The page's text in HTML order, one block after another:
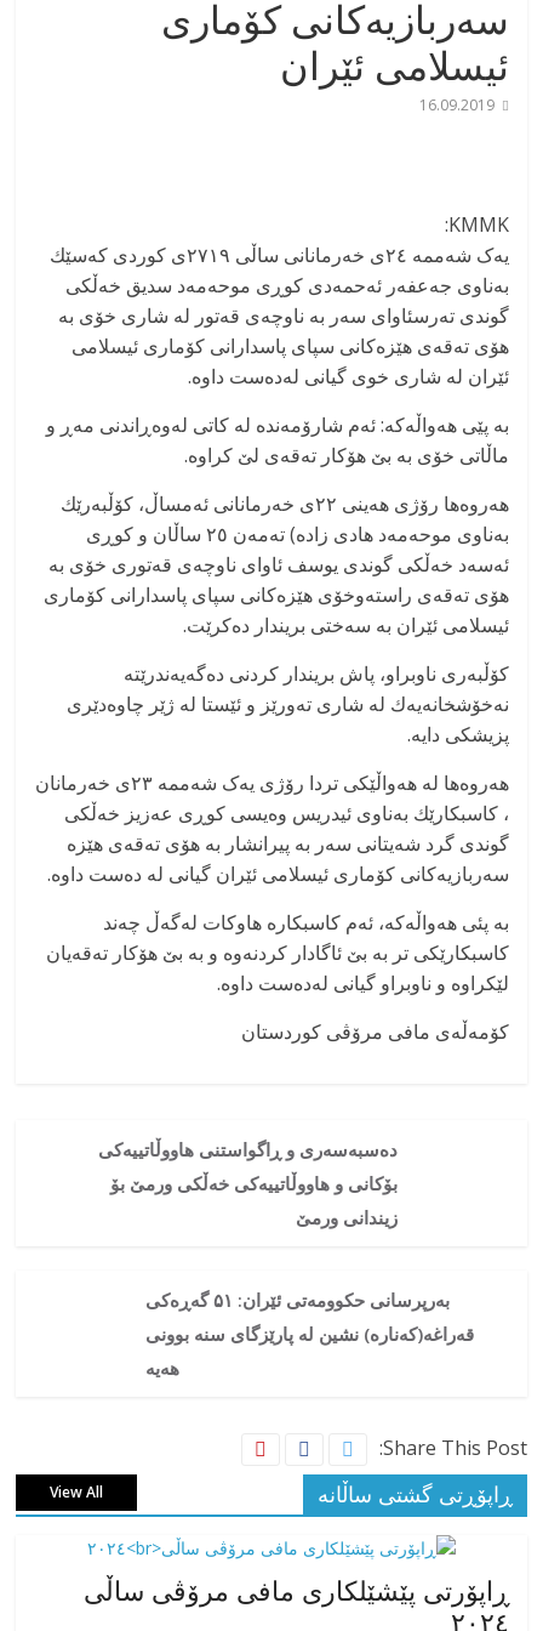
سه‌ربازیه‌كانی كۆماری
ئیسلامی ئێران
16.09.2019
KMMK:
یه‌ک شه‌ممه‌ ٢٤ی خه‌رمانانی ساڵی ٢٧١٩ی كوردی كه‌سێك
به‌ناوی جه‌عفه‌ر ئه‌حمه‌دی كوڕی موحه‌مه‌د سدیق خه‌ڵكی
گوندی ته‌رسئاوای سه‌ر به‌ ناوچه‌ی قه‌تور له‌ شاری خۆی به‌
هۆی ته‌قه‌ی هێزه‌كانی سپای پاسدارانی كۆماری ئیسلامی
ئێران له‌ شاری خوی گیانی له‌ده‌ست داوه‌.
به‌ پێی هه‌واڵه‌كه‌: ئه‌م شارۆمه‌نده‌ له‌ كاتی له‌وه‌ڕاندنی مه‌ڕ و
ماڵاتی خۆی به‌ بێ هۆكار ته‌قه‌ی لێ كراوه‌.
هه‌روه‌ها رۆژی هه‌ینی ٢٢ی خه‌رمانانی ئه‌مساڵ، كۆڵبه‌رێك
به‌ناوی موحه‌مه‌د هادی زاده) ته‌مه‌ن ٢٥ ساڵان و كوڕی
ئه‌سه‌د خه‌ڵكی گوندی یوسف ئاوای ناوچه‌ی قه‌توری خۆی به‌
هۆی ته‌قه‌ی راسته‌وخۆی هێزه‌كانی سپای پاسدارانی كۆماری
ئیسلامی ئێران به‌ سه‌ختی بریندار ده‌كرێت.
كۆڵبه‌ری ناوبراو، پاش بریندار كردنی ده‌گه‌یه‌ندرێته‌
نه‌خۆشخانه‌یه‌ك له‌ شاری ته‌ورێز و ئێستا له‌ ژێر چاوه‌دێری
پزیشكی دایه‌.
هه‌روه‌ها له‌ هه‌واڵێكی تردا رۆژی یه‌ک شه‌ممه‌ ٢٣ی خه‌رمانان
، كاسبكارێك به‌ناوی ئیدریس وه‌یسی كوڕی عه‌زیز خه‌ڵكی
گوندی گرد شه‌یتانی سه‌ر به‌ پیرانشار به‌ هۆی ته‌قه‌ی هێزه‌
سه‌ربازیه‌كانی كۆماری ئیسلامی ئێران گیانی له‌ ده‌ست داوه‌.
به‌ پئی هه‌واڵه‌كه‌، ئه‌م كاسبكاره‌ هاوكات له‌گه‌ڵ چه‌ند
كاسبكارێكی تر به‌ بێ ئاگادار كردنه‌وه‌ و به‌ بێ هۆكار ته‌قه‌یان
لێكراوه‌ و ناوبراو گیانی له‌ده‌ست داوه‌.
كۆمه‌ڵه‌ی مافی مرۆڤی كوردستان
دەسبەسەری و ڕاگواستنی هاووڵاتییەکی
بۆکانی و هاووڵاتییەکی خەڵکی ورمێ بۆ
زیندانی ورمێ
بەرپرسانی حکوومەتی ئێران: ۵۱ گەڕەکی
قەراغە(کەنارە) نشین لە پارێزگای سنە بوونی
هەیە
Share This Post:
ڕاپۆڕتی گشتی ساڵانه View All
ڕاپۆرتی پێشێلکاری مافی مرۆڤی ساڵی
٢٠٢٤